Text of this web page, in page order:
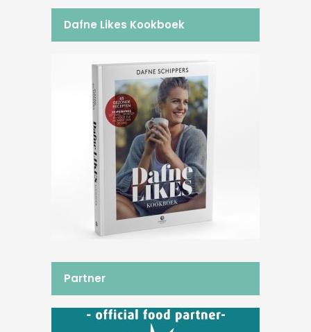
Dafne Likes Kookboek
Partner